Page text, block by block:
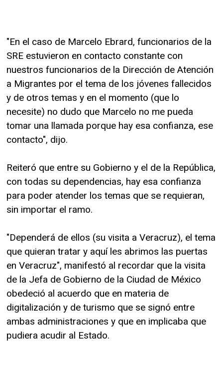
"En el caso de Marcelo Ebrard, funcionarios de la
SRE estuvieron en contacto constante con
nuestros funcionarios de la Dirección de Atención
a Migrantes por el tema de los jóvenes fallecidos
y de otros temas y en el momento (que lo
necesite) no dudo que Marcelo no me pueda
tomar una llamada porque hay esa confianza, ese
contacto", dijo.
Reiteró que entre su Gobierno y el de la República,
con todas su dependencias, hay esa confianza
para poder atender los temas que se requieran,
sin importar el ramo.
"Dependerá de ellos (su visita a Veracruz), el tema
que quieran tratar y aquí les abrimos las puertas
en Veracruz", manifestó al recordar que la visita
de la Jefa de Gobierno de la Ciudad de México
obedeció al acuerdo que en materia de
digitalización y de turismo que se signó entre
ambas administraciones y que en implicaba que
pudiera acudir al Estado.